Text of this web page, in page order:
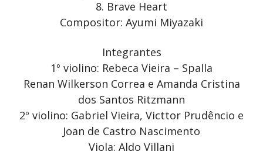
8. Brave Heart
Compositor: Ayumi Miyazaki
Integrantes
1º violino: Rebeca Vieira – Spalla
Renan Wilkerson Correa e Amanda Cristina
dos Santos Ritzmann
2º violino: Gabriel Vieira, Victtor Prudêncio e
Joan de Castro Nascimento
Viola: Aldo Villani